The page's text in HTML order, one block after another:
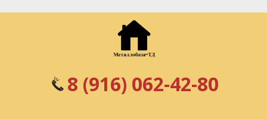
8 (916) 062-42-80